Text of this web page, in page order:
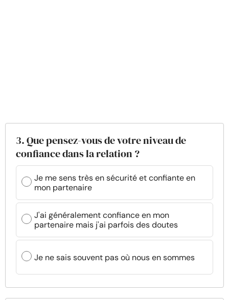
3. Que pensez-vous de votre niveau de
confiance dans la relation ?
Je me sens très en sécurité et confiante en
mon partenaire
J'ai généralement confiance en mon
partenaire mais j'ai parfois des doutes
Je ne sais souvent pas où nous en sommes